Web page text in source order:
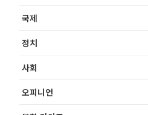
국제
정치
사회
오피니언